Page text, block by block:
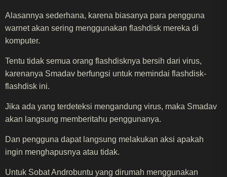
Alasannya sederhana, karena biasanya para pengguna
warnet akan sering menggunakan flashdisk mereka di
komputer.
Tentu tidak semua orang flashdisknya bersih dari virus,
karenanya Smadav berfungsi untuk memindai flashdisk-
flashdisk ini.
Jika ada yang terdeteksi mengandung virus, maka Smadav
akan langsung memberitahu penggunanya.
Dan pengguna dapat langsung melakukan aksi apakah
ingin menghapusnya atau tidak.
Untuk Sobat Androbuntu yang dirumah menggunakan